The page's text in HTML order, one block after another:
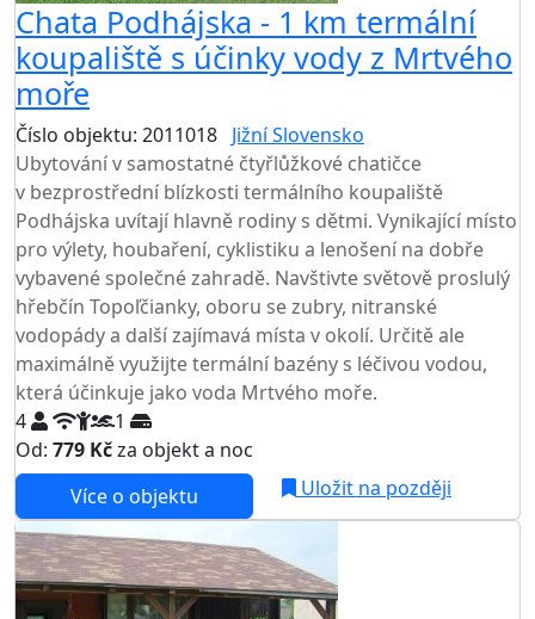
Chata Podhájska - 1 km termální
koupaliště s účinky vody z Mrtvého
moře
Číslo objektu: 2011018 Jižní Slovensko
Ubytování v samostatné čtyřlůžkové chatičce
v bezprostřední blízkosti termálního koupaliště
Podhájska uvítají hlavně rodiny s dětmi. Vynikající místo
pro výlety, houbaření, cyklistiku a lenošení na dobře
vybavené společné zahradě. Navštivte světově proslulý
hřebčín Topoľčianky, oboru se zubry, nitranské
vodopády a další zajímavá místa v okolí. Určitě ale
maximálně využijte termální bazény s léčivou vodou,
která účinkuje jako voda Mrtvého moře.
4
1
Od: 779 Kčza objekt a noc
Více o objektu
Uložit na později